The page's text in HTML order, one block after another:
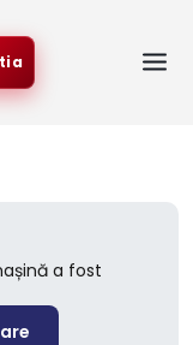
a fost